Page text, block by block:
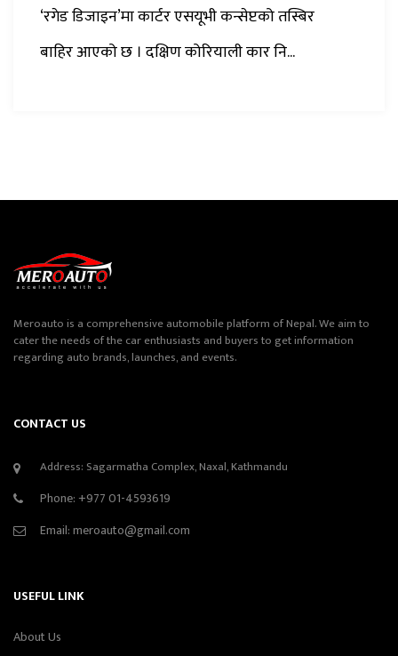
‘रगेड डिजाइन’मा कार्टर एसयूभी कन्सेप्टको तस्बिर
बाहिर आएको छ । दक्षिण कोरियाली कार नि...
Meroauto is a comprehensive automobile platform of Nepal. We aim to
cater the needs of the car enthusiasts and buyers to get information
regarding auto brands, launches, and events.
CONTACT US
Address: Sagarmatha Complex, Naxal, Kathmandu
Phone: +977 01-4593619
Email:meroauto@gmail.com
USEFUL LINK
About Us